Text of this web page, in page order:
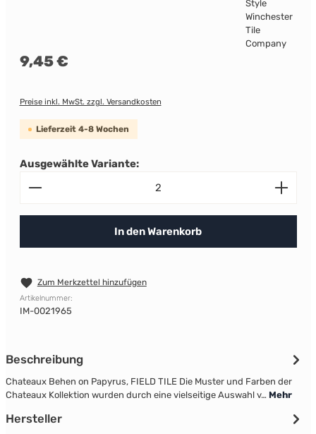
Regulärer Preis:
9,45 €
Preise inkl. MwSt. zzgl. Versandkosten
Lieferzeit 4-8 Wochen
Ausgewählte Variante:
Produkt Anzahl: Gib den gewünschten Wert ein
In den Warenkorb
Zum Merkzettel hinzufügen
Artikelnummer:
IM-0021965
Beschreibung
Chateaux Behen on Papyrus, FIELD TILE Die Muster und Farben der
Chateaux Kollektion wurden durch eine vielseitige Auswahl v… Mehr
Hersteller